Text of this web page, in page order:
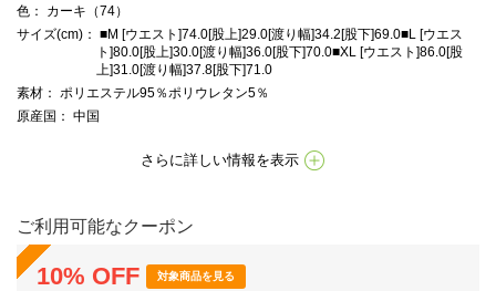
色 ： カーキ（74）
サイズ(cm) ： ■M [ウエスト]74.0[股上]29.0[渡り幅]34.2[股下]69.0■L [ウエス
ト]80.0[股上]30.0[渡り幅]36.0[股下]70.0■XL [ウエスト]86.0[股
上]31.0[渡り幅]37.8[股下]71.0
素材 ： ポリエステル95％ポリウレタン5％
原産国 ： 中国
さらに詳しい情報を表示
ご利用可能なクーポン
10% OFF 対象商品を見る